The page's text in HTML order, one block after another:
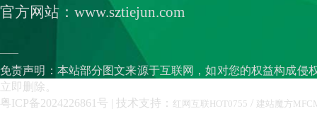
官方网站：www.sztiejun.com
——
免责声明：本站部分图文来源于互联网，如对您的权益构成侵
立即删除。
粤ICP备2024226861号 | 技术支持： 红网互联HOT0755 / 建站魔方